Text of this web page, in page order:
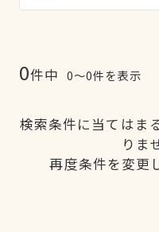
0件中 0〜0件を表示
検索条件に当てはま
りま
再度条件を変更